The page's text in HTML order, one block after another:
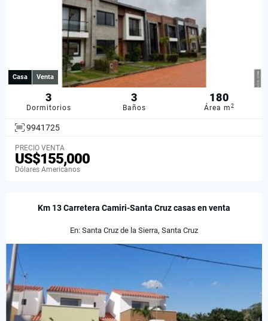
Casa Venta
3
Dormitorios
3
Baños
180
Área m2
9941725
PRECIO VENTA
US$155,000
Dólares Americanos
Km 13 Carretera Camiri-Santa Cruz casas en venta
En: Santa Cruz de la Sierra, Santa Cruz